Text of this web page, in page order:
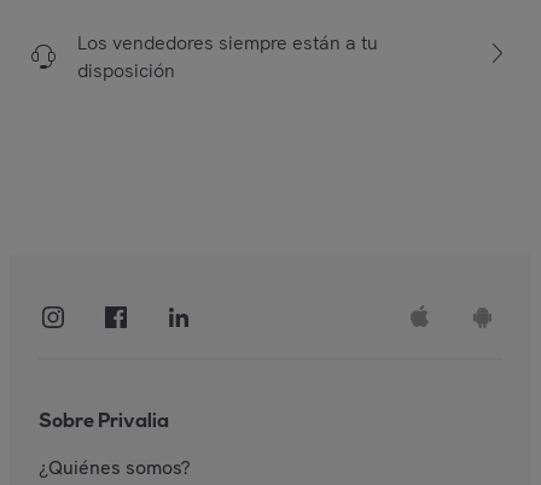
Los vendedores siempre están a tu
disposición
Sobre Privalia
¿Quiénes somos?